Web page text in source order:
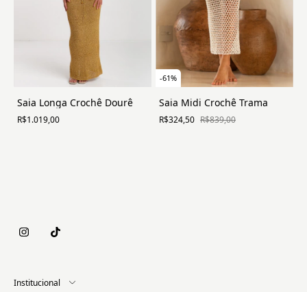
Saia Longa Crochê Dourê
R$1.019,00
-61%
Saia Midi Crochê Trama
R$324,50 R$839,00
Institucional